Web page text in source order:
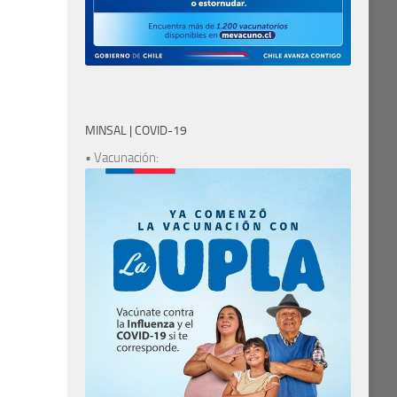
MINSAL | COVID-19
• Vacunación: